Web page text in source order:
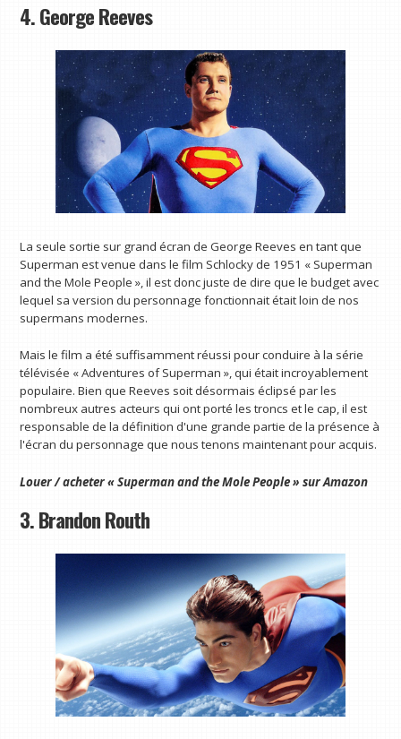
4. George Reeves
La seule sortie sur grand écran de George Reeves en tant que
Superman est venue dans le film Schlocky de 1951 « Superman
and the Mole People », il est donc juste de dire que le budget avec
lequel sa version du personnage fonctionnait était loin de nos
supermans modernes.
Mais le film a été suffisamment réussi pour conduire à la série
télévisée « Adventures of Superman », qui était incroyablement
populaire. Bien que Reeves soit désormais éclipsé par les
nombreux autres acteurs qui ont porté les troncs et le cap, il est
responsable de la définition d'une grande partie de la présence à
l'écran du personnage que nous tenons maintenant pour acquis.
Louer / acheter « Superman and the Mole People » sur Amazon
3. Brandon Routh